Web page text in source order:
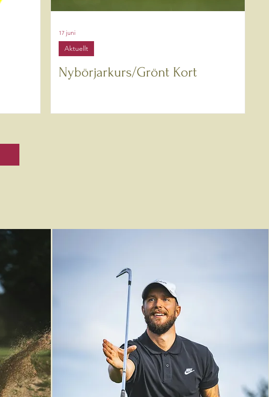
Nybörjarkurs/Grönt Kort
Aktuellt
17 juni